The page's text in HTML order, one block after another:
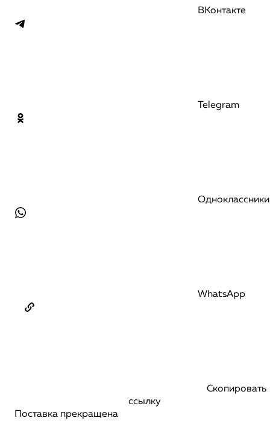
ВКонтакте
Telegram
Одноклассники
WhatsApp
Скопировать
ссылку
Поставка прекращена